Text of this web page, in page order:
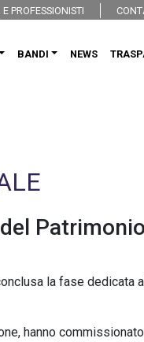
PROFESSIONISTI
BANDI NEWS
la fase
hanno